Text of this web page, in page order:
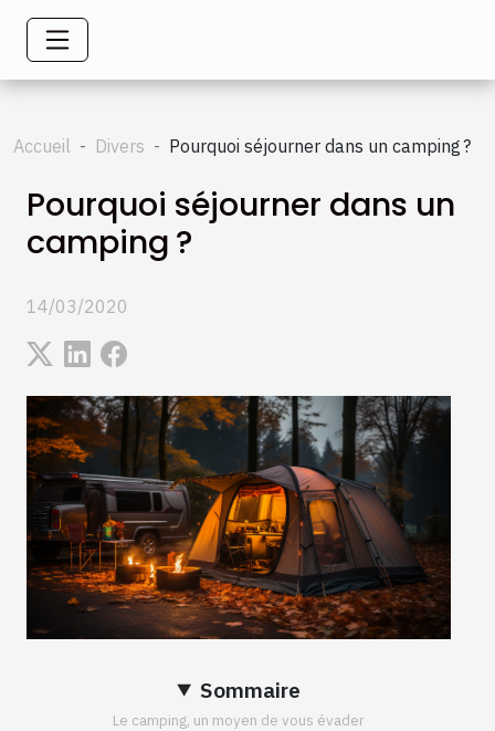
Accueil Divers Pourquoi séjourner dans un camping ?
Pourquoi séjourner dans un
camping ?
14/03/2020
Sommaire
Le camping, un moyen de vous évader